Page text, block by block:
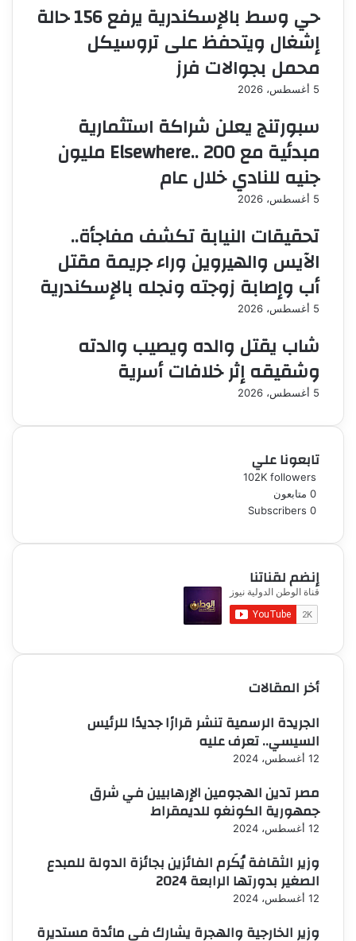
حي وسط بالإسكندرية يرفع 156 حالة
إشغال ويتحفظ على تروسيكل
محمل بجوالات فرز
5 أغسطس، 2026
سبورتنج يعلن شراكة استثمارية
مبدئية مع Elsewhere.. 200 مليون
جنيه للنادي خلال عام
5 أغسطس، 2026
تحقيقات النيابة تكشف مفاجأة..
الآيس والهيروين وراء جريمة مقتل
أب وإصابة زوجته ونجله بالإسكندرية
5 أغسطس، 2026
شاب يقتل والده ويصيب والدته
وشقيقه إثر خلافات أسرية
5 أغسطس، 2026
تابعونا علي
102K followers
0 متابعون
0
Subscribers
إنضم لقناتنا
أخر المقالات
الجريدة الرسمية تنشر قرارًا جديدًا للرئيس
السيسي.. تعرف عليه
12 أغسطس، 2024
مصر تدين الهجومين الإرهابيين في شرق
جمهورية الكونغو للديمقراط
12 أغسطس، 2024
وزير الثقافة يُكَرم الفائزين بجائزة الدولة للمبدع
الصغير بدورتها الرابعة 2024
12 أغسطس، 2024
وزير الخارجية والهجرة يشارك في مائدة مستديرة